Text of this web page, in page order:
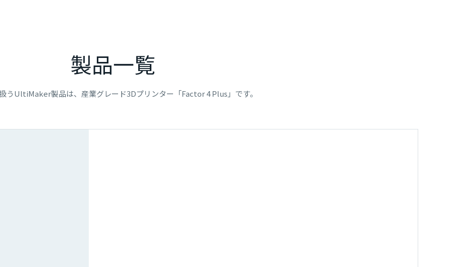
製品一覧
うUltiMaker製品は、産業グレード3Dプリンター「Factor 4 Plus」です。